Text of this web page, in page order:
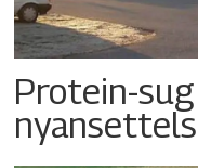
Protein-